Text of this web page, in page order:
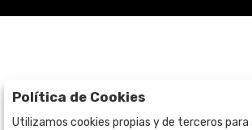
Subastas
Política de Cookies
Utilizamos cookies propias y de terceros